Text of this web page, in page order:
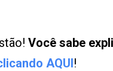
Você sabe
AQUI!